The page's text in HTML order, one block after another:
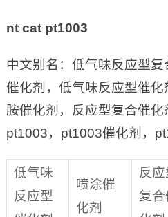
nt cat pt1003
中文别名：低气味反应型
催化剂，低气味反应型催
胺催化剂，反应型复合催化
pt1003，pt1003催化剂，
低气味
反应型
喷涂催
化剂
反应
复合